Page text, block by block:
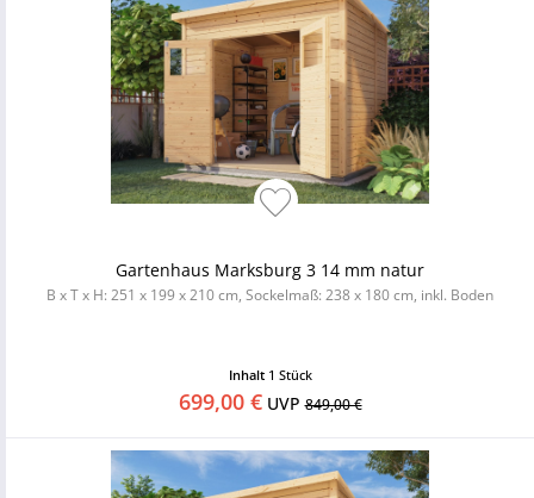
Gartenhaus Marksburg 3 14 mm natur
B x T x H: 251 x 199 x 210 cm, Sockelmaß: 238 x 180 cm, inkl. Boden
Inhalt 1 Stück
699,00 €UVP849,00 €